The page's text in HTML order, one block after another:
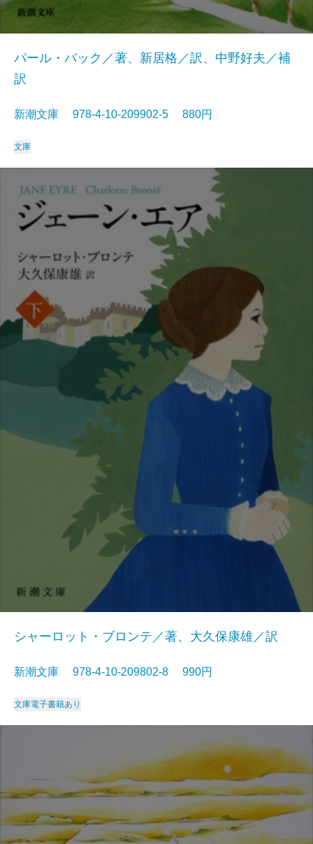
パール・バック／著、新居格／訳、中野好夫／補
訳
新潮文庫 978-4-10-209902-5 880円
文庫
シャーロット・ブロンテ／著、大久保康雄／訳
新潮文庫 978-4-10-209802-8 990円
文庫電子書籍あり